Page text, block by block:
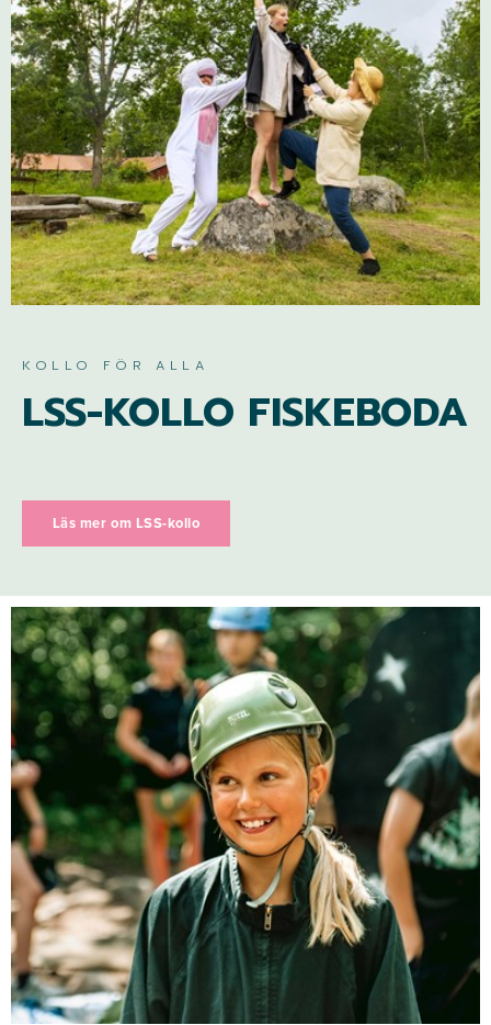
KOLLO FÖR ALLA
LSS-KOLLO FISKEBODA
Läs mer om LSS-kollo